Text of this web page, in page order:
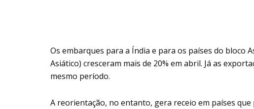
Os embarques para a Índia e para os países do bloco
Asiático) cresceram mais de 20% em abril. Já as
mesmo período.
A reorientação, no entanto, gera receio em países